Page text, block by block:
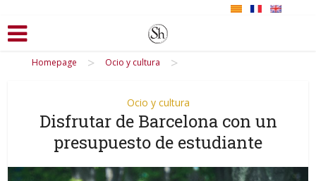
Homepage > Ocio y cultura >
Ocio y cultura
Disfrutar de Barcelona con un
presupuesto de estudiante